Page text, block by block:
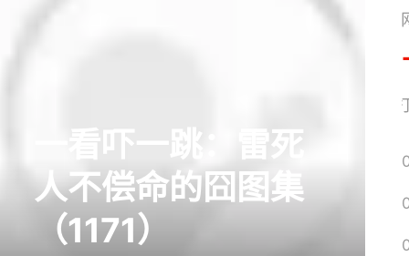
一看吓一跳：雷死
人不偿命的囧图集
（1171）
网易搜